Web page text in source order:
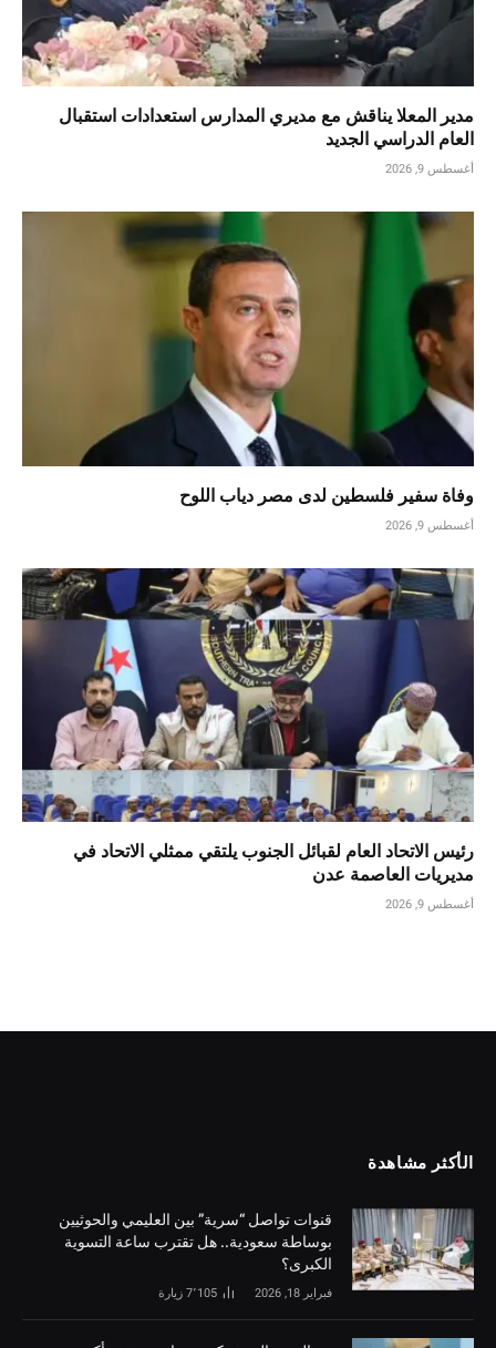
مدير المعلا يناقش مع مديري المدارس استعدادات استقبال
العام الدراسي الجديد
أغسطس 9, 2026
وفاة سفير فلسطين لدى مصر دياب اللوح
أغسطس 9, 2026
رئيس الاتحاد العام لقبائل الجنوب يلتقي ممثلي الاتحاد في
مديريات العاصمة عدن
أغسطس 9, 2026
الأكثر مشاهدة
قنوات تواصل “سرية” بين العليمي والحوثيين
بوساطة سعودية.. هل تقترب ساعة التسوية
الكبرى؟
فبراير 18, 2026 7٬105 زيارة